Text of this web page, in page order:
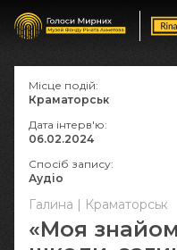
Галина | Краматорськ
«Моя
Місце подій:
Краматорськ
Дата інтерв'ю:
06.02.2024
Спосіб запису:
Аудіо